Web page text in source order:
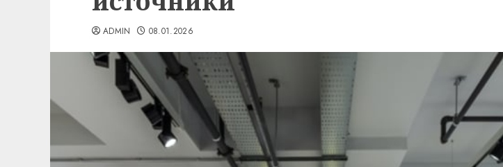
ADMIN 08.01.2026